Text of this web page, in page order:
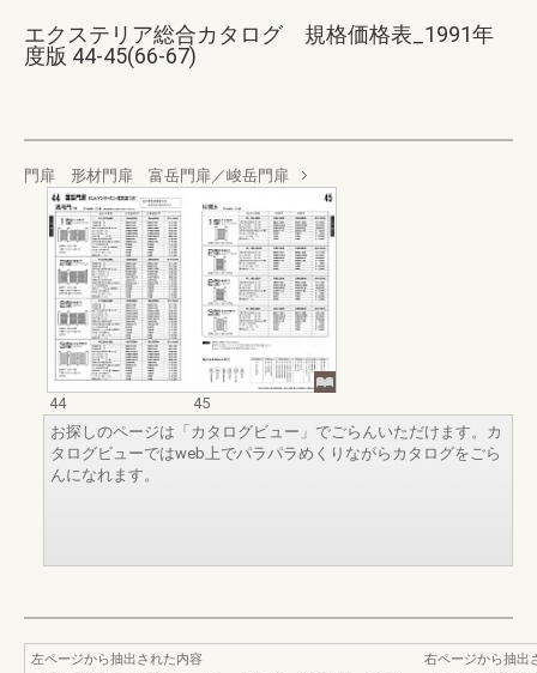
エクステリア総合カタログ 規格価格表_1991年
度版 44-45(66-67)
門扉 形材門扉 富岳門扉／峻岳門扉
44
45
お探しのページは「カタログビュー」でごらんいただけます。カ
タログビューではweb上でパラパラめくりながらカタログをごら
んになれます。
左ページから抽出された内容
右ページから抽出